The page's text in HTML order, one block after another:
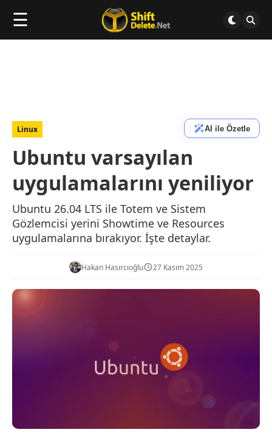
☰
Linux AI ile Özetle
Ubuntu varsayılan
uygulamalarını yeniliyor
Ubuntu 26.04 LTS ile Totem ve Sistem
Gözlemcisi yerini Showtime ve Resources
uygulamalarına bırakıyor. İşte detaylar.
Hakan Hasırcıoğlu 27 Kasım 2025